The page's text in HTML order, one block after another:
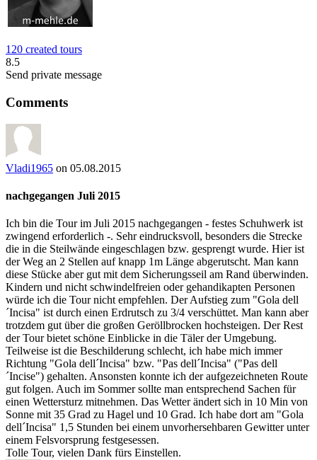
120 created tours
8.5
Send private message
Comments
Vladi1965 on 05.08.2015
nachgegangen Juli 2015
Ich bin die Tour im Juli 2015 nachgegangen - festes Schuhwerk ist
zwingend erforderlich -. Sehr eindrucksvoll, besonders die Strecke
die in die Steilwände eingeschlagen bzw. gesprengt wurde. Hier ist
der Weg an 2 Stellen auf knapp 1m Länge abgerutscht. Man kann
diese Stücke aber gut mit dem Sicherungsseil am Rand überwinden.
Kindern und nicht schwindelfreien oder gehandikapten Personen
würde ich die Tour nicht empfehlen. Der Aufstieg zum "Gola dell
´Incisa" ist durch einen Erdrutsch zu 3/4 verschüttet. Man kann aber
trotzdem gut über die großen Geröllbrocken hochsteigen. Der Rest
der Tour bietet schöne Einblicke in die Täler der Umgebung.
Teilweise ist die Beschilderung schlecht, ich habe mich immer
Richtung "Gola dell´Incisa" bzw. "Pas dell´Incisa" ("Pas dell
´Incise") gehalten. Ansonsten konnte ich der aufgezeichneten Route
gut folgen. Auch im Sommer sollte man entsprechend Sachen für
einen Wettersturz mitnehmen. Das Wetter ändert sich in 10 Min von
Sonne mit 35 Grad zu Hagel und 10 Grad. Ich habe dort am "Gola
dell´Incisa" 1,5 Stunden bei einem unvorhersehbaren Gewitter unter
einem Felsvorsprung festgesessen.
Tolle Tour, vielen Dank fürs Einstellen.